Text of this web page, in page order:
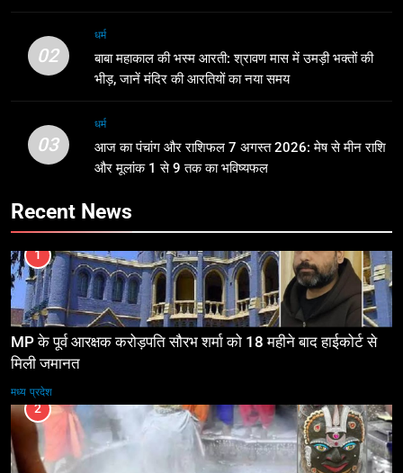
02
धर्म
बाबा महाकाल की भस्म आरती: श्रावण मास में उमड़ी भक्तों की
भीड़, जानें मंदिर की आरतियों का नया समय
03
धर्म
आज का पंचांग और राशिफल 7 अगस्त 2026: मेष से मीन राशि
और मूलांक 1 से 9 तक का भविष्यफल
Recent News
1
MP के पूर्व आरक्षक करोड़पति सौरभ शर्मा को 18 महीने बाद हाईकोर्ट से
मिली जमानत
मध्य प्रदेश
2